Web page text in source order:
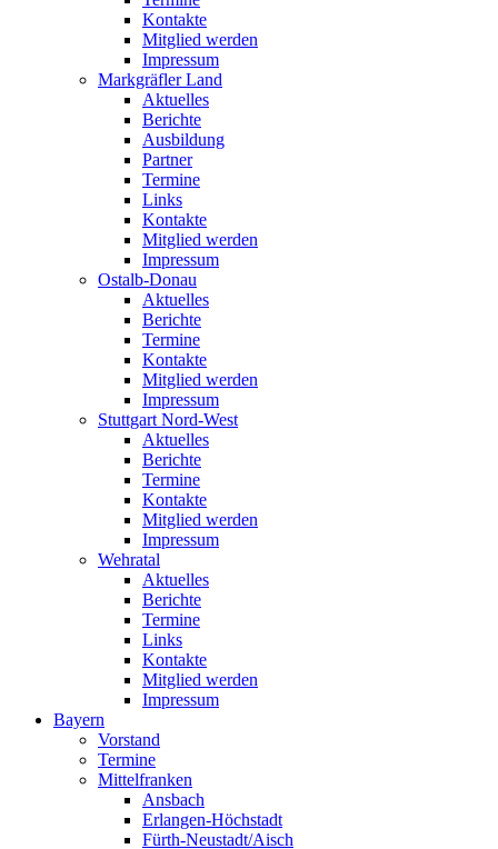
Kontakte
Mitglied werden
Impressum
Markgräfler Land
Aktuelles
Berichte
Ausbildung
Partner
Termine
Links
Kontakte
Mitglied werden
Impressum
Ostalb-Donau
Aktuelles
Berichte
Termine
Kontakte
Mitglied werden
Impressum
Stuttgart Nord-West
Aktuelles
Berichte
Termine
Kontakte
Mitglied werden
Impressum
Wehratal
Aktuelles
Berichte
Termine
Links
Kontakte
Mitglied werden
Impressum
Bayern
Vorstand
Termine
Mittelfranken
Ansbach
Erlangen-Höchstadt
Fürth-Neustadt/Aisch